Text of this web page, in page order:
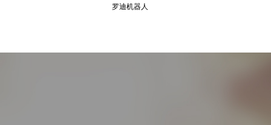
罗迪机器人